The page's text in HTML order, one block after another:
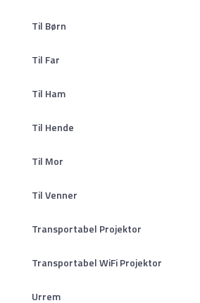
Til Børn
Til Far
Til Ham
Til Hende
Til Mor
Til Venner
Transportabel Projektor
Transportabel WiFi Projektor
Urrem